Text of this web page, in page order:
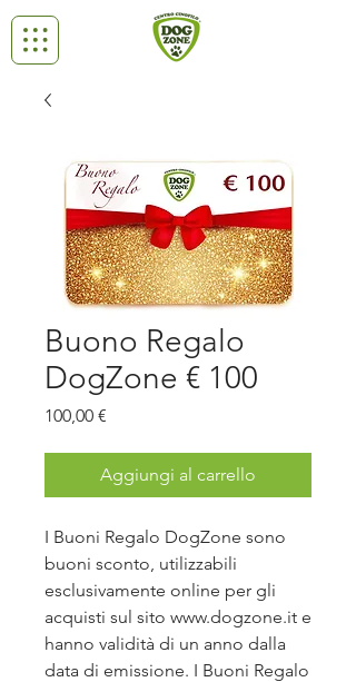
Buono Regalo
DogZone € 100
100,00 €
Aggiungi al carrello
I Buoni Regalo DogZone sono
buoni sconto, utilizzabili
esclusivamente online per gli
acquisti sul sito www.dogzone.it e
hanno validità di un anno dalla
data di emissione. I Buoni Regalo